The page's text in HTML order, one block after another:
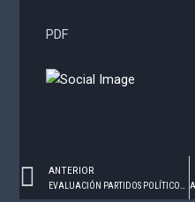
PDF
Prev
ANTERIOR
EVALUACIÓN PARTIDOS POLÍTICOS – FEBRERO 2023